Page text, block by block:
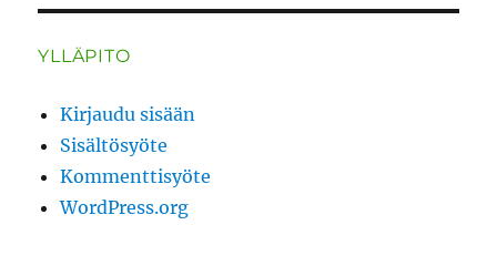
YLLÄPITO
Kirjaudu sisään
Sisältösyöte
Kommenttisyöte
WordPress.org